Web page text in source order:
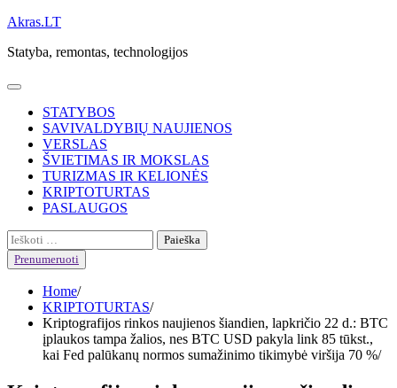
Skip
content
Akras.LT
Statyba, remontas, technologijos
STATYBOS
SAVIVALDYBIŲ NAUJIENOS
VERSLAS
ŠVIETIMAS IR MOKSLAS
TURIZMAS IR KELIONĖS
KRIPTOTURTAS
PASLAUGOS
Ieškoti:
Prenumeruoti
Home
KRIPTOTURTAS
Kriptografijos rinkos naujienos šiandien, lapkričio 22 d.: BTC
įplaukos tampa žalios, nes BTC USD pakyla link 85 tūkst.,
kai Fed palūkanų normos sumažinimo tikimybė viršija 70 %